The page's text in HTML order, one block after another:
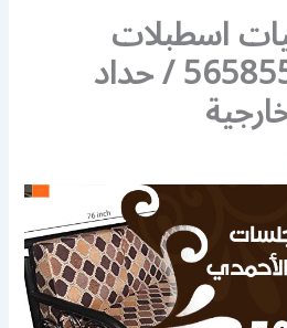
اسطبلات
الاحمدي / 56585569 / حداد